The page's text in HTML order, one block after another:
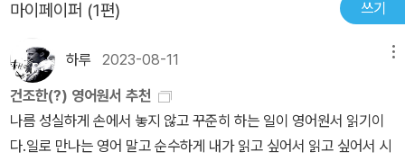
마이페이퍼 (1편) 쓰기
하루 2023-08-11
건조한(?) 영어원서 추천
나름 성실하게 손에서 놓지 않고 꾸준히 하는 일이 영어원서 읽기이
다.일로 만나는 영어 말고 순수하게 내가 읽고 싶어서 읽고 싶어서 시